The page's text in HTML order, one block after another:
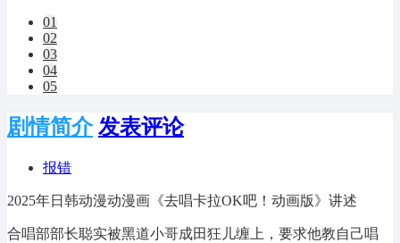
01
02
03
04
05
剧情简介 发表评论
报错
2025年日韩动漫动漫画《去唱卡拉OK吧！动画版》讲述
合唱部部长聪实被黑道小哥成田狂儿缠上，要求他教自己唱